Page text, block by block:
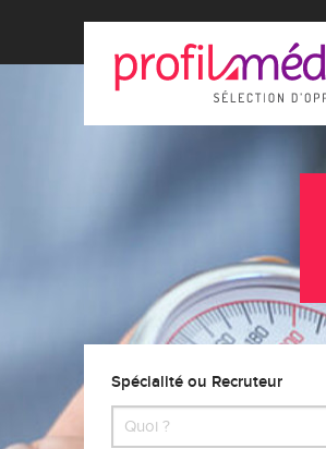
Spécialité ou Recruteur